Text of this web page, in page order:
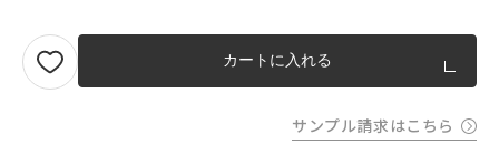
カートに入れる
サンプル請求はこちら